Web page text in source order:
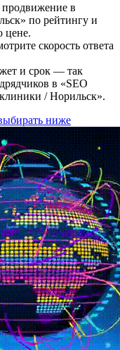
в
по рейтингу и
цене.
скорость ответа
и срок — так
в «SEO
/ Норильск».
ниже